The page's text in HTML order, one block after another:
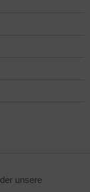
unsere